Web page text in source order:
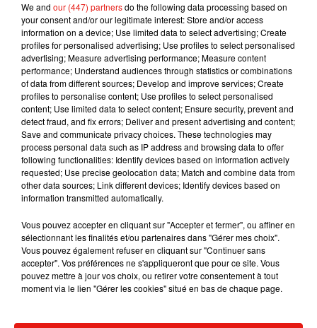
Musique
7 août 2026
RÜFÜS DU SOL annonce un nouvel
album après sa tournée mondiale
7 août 2026
Angèle et Amélie Lens dévoilent leur
collaboration tant attendue
6 août 2026
Il y a 10 ans, DJ Snake changeait de
dimension avec son premier...
We and our (447) partnersdo the following data processing based on
your consent and/or our legitimate interest: Store and/or access
information on a device; Use limited data to select advertising; Create
profiles for personalised advertising; Use profiles to select personalised
advertising; Measure advertising performance; Measure content
performance; Understand audiences through statistics or combinations
of data from different sources; Develop and improve services; Create
profiles to personalise content; Use profiles to select personalised
content; Use limited data to select content; Ensure security, prevent and
detect fraud, and fix errors; Deliver and present advertising and content;
Save and communicate privacy choices. These technologies may
process personal data such as IP address and browsing data to offer
following functionalities: Identify devices based on information actively
requested; Use precise geolocation data; Match and combine data from
other data sources; Link different devices; Identify devices based on
information transmitted automatically.
Vous pouvez accepter en cliquant sur "Accepter et fermer", ou affiner en
sélectionnant les finalités et/ou partenaires dans "Gérer mes choix".
Vous pouvez également refuser en cliquant sur "Continuer sans
accepter". Vos préférences ne s'appliqueront que pour ce site. Vous
pouvez mettre à jour vos choix, ou retirer votre consentement à tout
moment via le lien "Gérer les cookies" situé en bas de chaque page.